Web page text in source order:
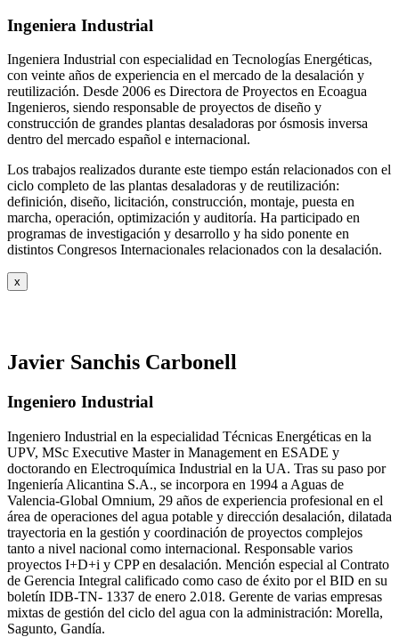
Ingeniera Industrial
Ingeniera Industrial con especialidad en Tecnologías Energéticas,
con veinte años de experiencia en el mercado de la desalación y
reutilización. Desde 2006 es Directora de Proyectos en Ecoagua
Ingenieros, siendo responsable de proyectos de diseño y
construcción de grandes plantas desaladoras por ósmosis inversa
dentro del mercado español e internacional.
Los trabajos realizados durante este tiempo están relacionados con el
ciclo completo de las plantas desaladoras y de reutilización:
definición, diseño, licitación, construcción, montaje, puesta en
marcha, operación, optimización y auditoría. Ha participado en
programas de investigación y desarrollo y ha sido ponente en
distintos Congresos Internacionales relacionados con la desalación.
x
Javier Sanchis Carbonell
Ingeniero Industrial
Ingeniero Industrial en la especialidad Técnicas Energéticas en la
UPV, MSc Executive Master in Management en ESADE y
doctorando en Electroquímica Industrial en la UA. Tras su paso por
Ingeniería Alicantina S.A., se incorpora en 1994 a Aguas de
Valencia-Global Omnium, 29 años de experiencia profesional en el
área de operaciones del agua potable y dirección desalación, dilatada
trayectoria en la gestión y coordinación de proyectos complejos
tanto a nivel nacional como internacional. Responsable varios
proyectos I+D+i y CPP en desalación. Mención especial al Contrato
de Gerencia Integral calificado como caso de éxito por el BID en su
boletín IDB-TN- 1337 de enero 2.018. Gerente de varias empresas
mixtas de gestión del ciclo del agua con la administración: Morella,
Sagunto, Gandía.